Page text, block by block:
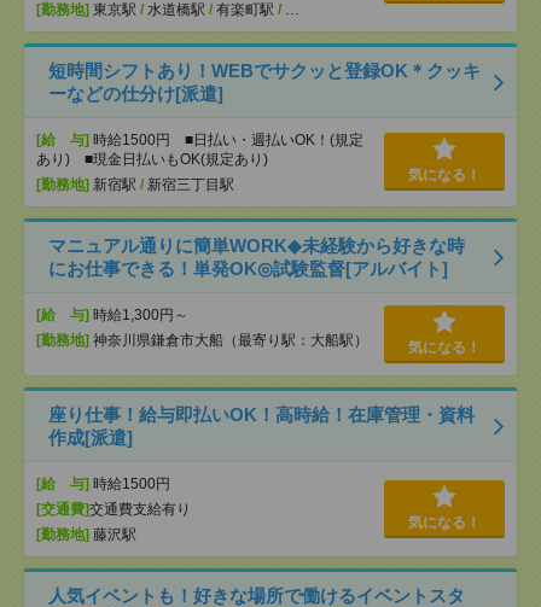
[勤務地] 東京駅 / 水道橋駅 / 有楽町駅 / …
短時間シフトあり！WEBでサクッと登録OK＊クッキ
ーなどの仕分け[派遣]
[給 与] 時給1500円 ■日払い・週払いOK！(規定
あり) ■現金日払いもOK(規定あり)
[勤務地] 新宿駅 / 新宿三丁目駅
気になる！
マニュアル通りに簡単WORK◆未経験から好きな時
にお仕事できる！単発OK◎試験監督[アルバイト]
[給 与] 時給1,300円～
[勤務地] 神奈川県鎌倉市大船（最寄り駅：大船駅） 気になる！
座り仕事！給与即払いOK！高時給！在庫管理・資料
作成[派遣]
[給 与] 時給1500円
[交通費]交通費支給有り
[勤務地] 藤沢駅
気になる！
人気イベントも！好きな場所で働けるイベントスタ